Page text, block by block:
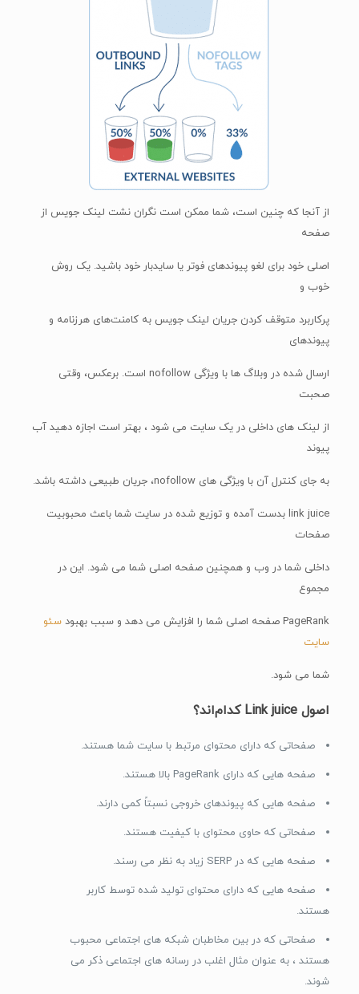
از آنجا که چنین است، شما ممکن است نگران نشت لینک جویس از
صفحه
اصلی خود برای لغو پیوندهای فوتر یا سایدبار خود باشید. یک روش
خوب و
پرکاربرد متوقف کردن جریان لینک جویس به کامنت‌های هرزنامه و
پیوندهای
ارسال شده در وبلاگ ها با ویژگی nofollow است. برعکس، وقتی
صحبت
از لینک های داخلی در یک سایت می شود ، بهتر است اجازه دهید آب
پیوند
به جای کنترل آن با ویژگی های nofollow، جریان طبیعی داشته باشد.
link juice بدست آمده و توزیع شده در سایت شما باعث محبوبیت
صفحات
داخلی شما در وب و همچنین صفحه اصلی شما می شود. این در
مجموع
PageRank صفحه اصلی شما را افزایش می دهد و سبب بهبود
سئو
سایت
شما می شود.
اصول Link juice کدام‌اند؟
صفحاتی که دارای محتوای مرتبط با سایت شما هستند.
صفحه هایی که دارای PageRank بالا هستند.
صفحه هایی که پیوندهای خروجی نسبتاً کمی دارند.
صفحاتی که حاوی محتوای با کیفیت هستند.
صفحه هایی که در SERP زیاد به نظر می رسند.
صفحه هایی که دارای محتوای تولید شده توسط کاربر
هستند.
صفحاتی که در بین مخاطبان شبکه های اجتماعی محبوب
هستند ، به عنوان مثال اغلب در رسانه های اجتماعی ذکر می
شوند.